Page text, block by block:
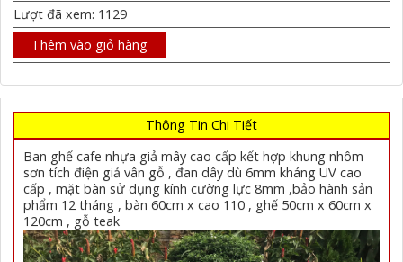
Lượt đã xem: 1129
Thêm vào giỏ hàng
Thông Tin Chi Tiết
Ban ghế cafe nhựa giả mây cao cấp kết hợp khung nhôm
sơn tích điện giả vân gỗ , đan dây dù 6mm kháng UV cao
cấp , mặt bàn sử dụng kính cường lực 8mm ,bảo hành sản
phẩm 12 tháng , bàn 60cm x cao 110 , ghế 50cm x 60cm x
120cm , gỗ teak